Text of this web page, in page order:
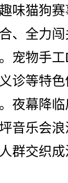
味猫狗
、全力
宠物手
诊等特
夜幕降
音乐会
群交织